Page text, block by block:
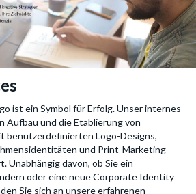
ist ein Symbol für Erfolg. Unser internes
Aufbau und die Etablierung von
benutzerdefinierten Logo-Designs,
und Print-Marketing-
Unabhängig davon, ob Sie ein
oder eine neue Corporate Identity
Sie sich an unsere erfahrenen